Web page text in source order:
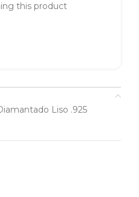
this product
Liso .925